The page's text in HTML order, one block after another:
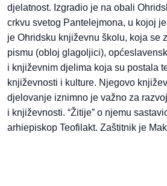
djelatnost. Izgradio je na obali
crkvu svetog Pantelejmona, u kojoj
je Ohridsku književnu školu, koja se
pismu (obloj glagoljici),
i književnim djelima koja su postala
književnosti i kulture. Njegovo
djelovanje iznimno je važno za
i književnosti. “Žitije” o njemu
arhiepiskop Teofilakt. Zaštitnik je